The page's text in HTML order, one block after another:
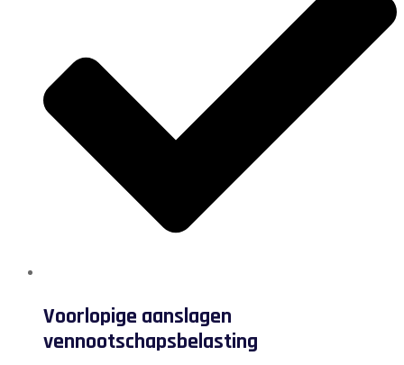
Voorlopige aanslagen
vennootschapsbelasting